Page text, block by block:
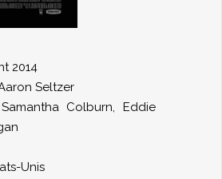
2014
Seltzer
Samantha Colburn,Eddie
Unis